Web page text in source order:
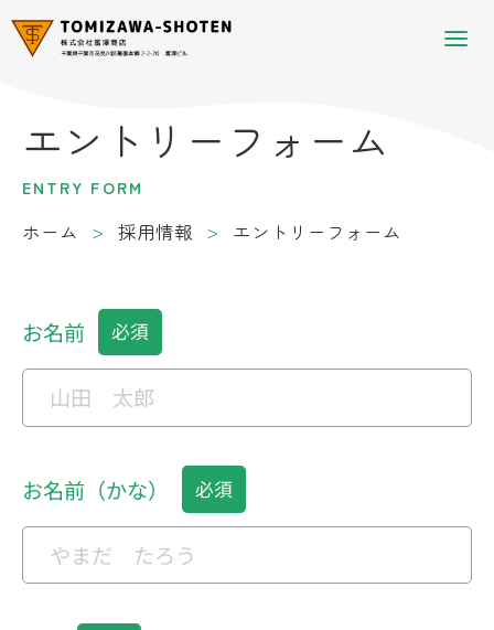
ENTRY FORM
エントリーフォーム
ホーム 採用情報 エントリーフォーム
お名前
お名前（かな）